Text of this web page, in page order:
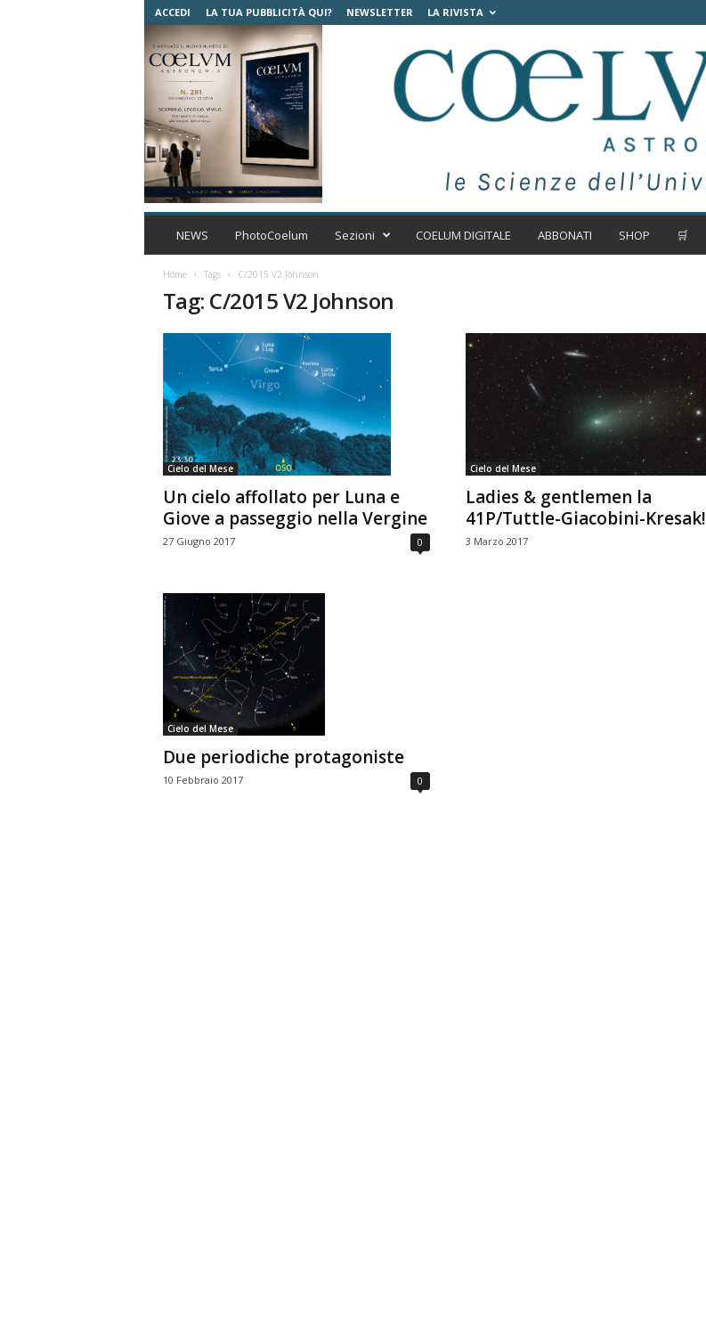
ACCEDI LA TUA PUBBLICITÀ QUI? NEWSLETTER LA RIVISTA
C
m
t
r
n
o
m
i
a
NEWS PhotoCoelum Sezioni COELUM DIGITALE ABBONATI SHOP 🛒
Home Tags C/2015 V2 Johnson
Tag: C/2015 V2 Johnson
Cielo del Mese
Un cielo affollato per Luna e
Giove a passeggio nella Vergine
27 Giugno 2017 0
Cielo del Mese
Ladies & gentlemen la
41P/Tuttle-Giacobini-Kresak!
3 Marzo 2017
Cielo del Mese
Due periodiche protagoniste
10 Febbraio 2017 0